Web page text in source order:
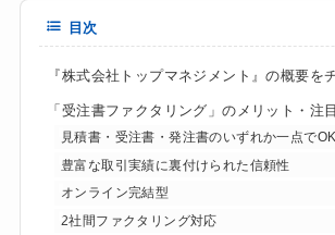
目次
『株式会社トップマネジメント』の概要を
「受注書ファクタリング」のメリット・注
見積書・受注書・発注書のいずれか一点でOK
豊富な取引実績に裏付けられた信頼性
オンライン完結型
2社間ファクタリング対応